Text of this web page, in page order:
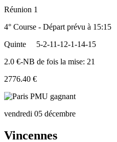
Réunion 1
4° Course - Départ prévu à 15:15
Quinte
5-2-11-12-1-14-15
2.0 €-NB de fois la mise: 21
2776.40 €
vendredi 05 décembre
Vincennes